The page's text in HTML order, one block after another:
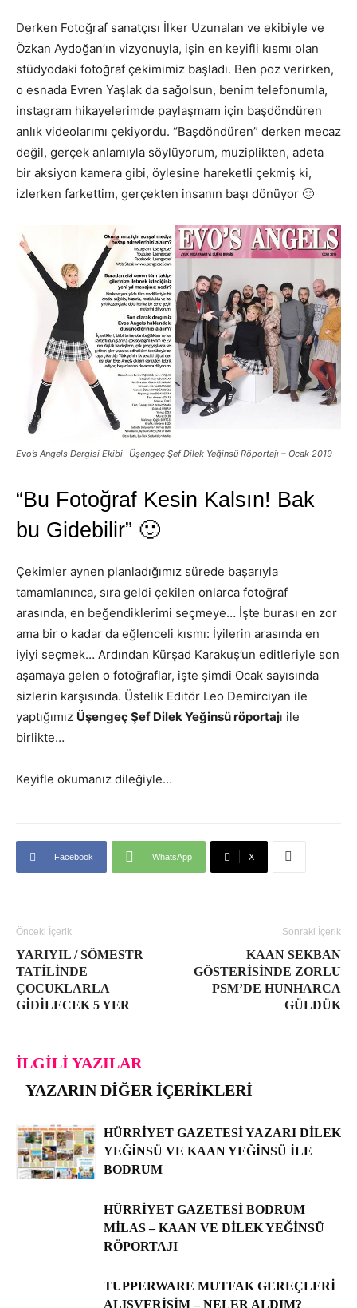
Derken Fotoğraf sanatçısı İlker Uzunalan ve ekibiyle ve
Özkan Aydoğan’ın vizyonuyla, işin en keyifli kısmı olan
stüdyodaki fotoğraf çekimimiz başladı. Ben poz verirken,
o esnada Evren Yaşlak da sağolsun, benim telefonumla,
instagram hikayelerimde paylaşmam için başdöndüren
anlık videolarımı çekiyordu. “Başdöndüren” derken mecaz
değil, gerçek anlamıyla söylüyorum, muziplikten, adeta
bir aksiyon kamera gibi, öylesine hareketli çekmiş ki,
izlerken farkettim, gerçekten insanın başı dönüyor 🙂
Evo’s Angels Dergisi Ekibi- Üşengeç Şef Dilek Yeğinsü Röportajı – Ocak 2019
“Bu Fotoğraf Kesin Kalsın! Bak
bu Gidebilir” 🙂
Çekimler aynen planladığımız sürede başarıyla
tamamlanınca, sıra geldi çekilen onlarca fotoğraf
arasında, en beğendiklerimi seçmeye… İşte burası en zor
ama bir o kadar da eğlenceli kısmı: İyilerin arasında en
iyiyi seçmek… Ardından Kürşad Karakuş’un editleriyle son
aşamaya gelen o fotoğraflar, işte şimdi Ocak sayısında
sizlerin karşısında. Üstelik Editör Leo Demirciyan ile
yaptığımız Üşengeç Şef Dilek Yeğinsü röportajı ile
birlikte…
Keyifle okumanız dileğiyle…
Facebook WhatsApp X
Önceki İçerik
YARIYIL / SÖMESTR
TATILINDE
ÇOCUKLARLA
GIDILECEK 5 YER
Sonraki İçerik
KAAN SEKBAN
GÖSTERISINDE ZORLU
PSM’DE HUNHARCA
GÜLDÜK
İLGILI YAZILAR
YAZARIN DIĞER İÇERIKLERI
HÜRRIYET GAZETESI YAZARI DILEK
YEĞINSÜ VE KAAN YEĞINSÜ ILE
BODRUM
HÜRRİYET GAZETESİ BODRUM
MILAS – KAAN VE DILEK YEĞINSÜ
RÖPORTAJI
TUPPERWARE MUTFAK GEREÇLERI
ALIŞVERIŞIM – NELER ALDIM?